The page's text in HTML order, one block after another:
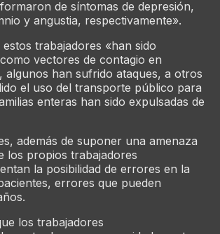
de síntomas de depresión,
y angustia, respectivamente».
estos trabajadores «han sido
vectores de contagio en
algunos han sufrido ataques, a otros
el uso del transporte público para
enteras han sido expulsadas de
además de suponer una amenaza
los propios trabajadores
la posibilidad de errores en la
errores que pueden
los trabajadores